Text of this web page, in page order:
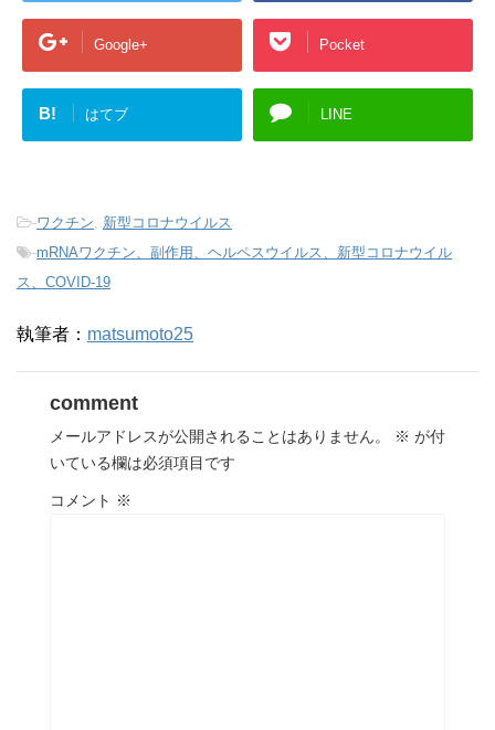
Google+ Pocket
B! はてブ LINE
-ワクチン
新型コロナウイルス
-mRNAワクチン、副作用、ヘルペスウイルス、新型コロナウイル
ス、COVID-19
執筆者： matsumoto25
comment
メールアドレスが公開されることはありません。 ※ が付
いている欄は必須項目です
コメント ※